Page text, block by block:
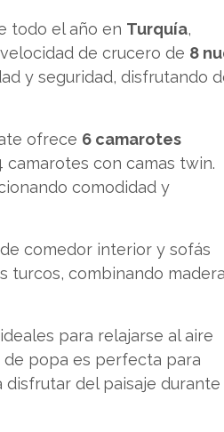
todo el año en Turquía,
de crucero de 8
y seguridad, disfrutando
ofrece 6 camarotes
con camas twin.
comodidad y
comedor interior y sofás
turcos, combinando
para relajarse al aire
de popa es perfecta para
del paisaje durante